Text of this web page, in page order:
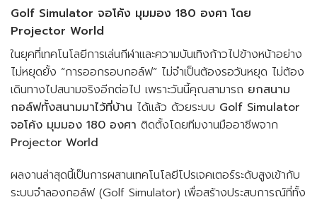
Golf Simulator จอโค้ง มุมมอง 180 องศา โดย
Projector World
ในยุคที่เทคโนโลยีการเล่นกีฬาและความบันเทิงก้าวไปข้างหน้าอย่าง
ไม่หยุดยั้ง “การออกรอบกอล์ฟ” ไม่จำเป็นต้องรอวันหยุด ไม่ต้อง
เดินทางไปสนามจริงอีกต่อไป เพราะวันนี้คุณสามารถ ยกสนาม
กอล์ฟทั้งสนามมาไว้ที่บ้าน ได้แล้ว ด้วยระบบ Golf Simulator
จอโค้ง มุมมอง 180 องศา ติดตั้งโดยทีมงานมืออาชีพจาก
Projector World
ผลงานล่าสุดนี้เป็นการผสานเทคโนโลยีโปรเจคเตอร์ระดับสูงเข้ากับ
ระบบจำลองกอล์ฟ (Golf Simulator) เพื่อสร้างประสบการณ์ที่ทั้ง